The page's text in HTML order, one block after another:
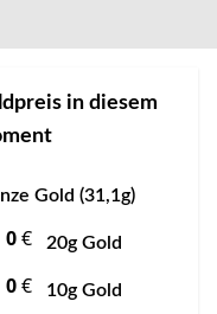
in diesem
Gold (31,1g)
0€ 20g Gold
0€ 10g Gold